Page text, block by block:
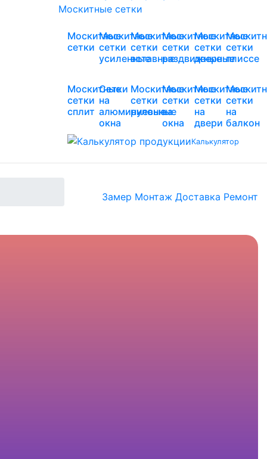
Москитные сетки
Москитные
сетки
Москитные
сетки
усиленные
Москитные
сетки
вставные
Москитные
сетки
раздвижные
Москитные
сетки
дверные
сетки
плиссе
Москитные
сетки
сплит
Сетки
на
алюминиевые
окна
Москитные
сетки
рулонные
Москитные
сетки
на
окна
Москитные
сетки
на
двери
сетки
на
балкон
Калькулятор
Замер Монтаж Доставка Ремонт